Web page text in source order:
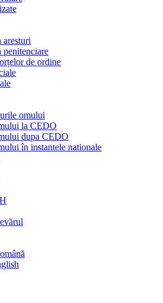
de ordine
omului
la CEDO
dupa CEDO
în instantele nationale